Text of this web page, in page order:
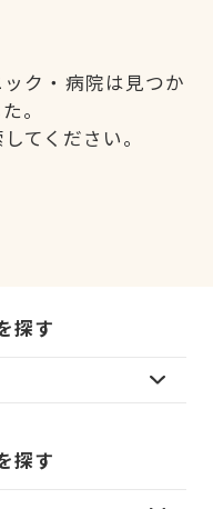
ク・病院は見つか
。
てください。
探す
探す